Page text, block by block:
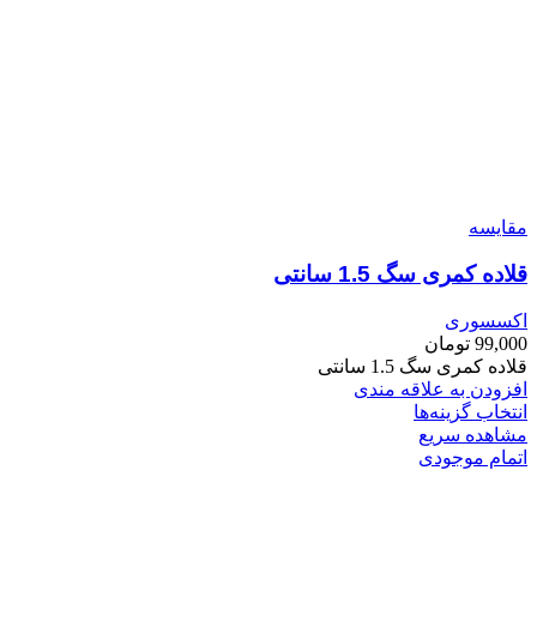
مقایسه
قلاده کمری سگ 1.5 سانتی
اکسسوری
99,000 تومان
قلاده کمری سگ 1.5 سانتی
افزودن به علاقه مندی
انتخاب گزینه‌ها
مشاهده سریع
اتمام موجودی